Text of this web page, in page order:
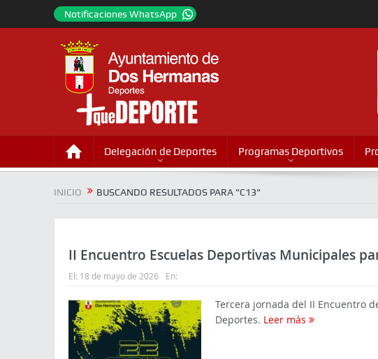
Notificaciones WhatsApp
Delegación de Deportes Programas Deportivos
INICIO BUSCANDO RESULTADOS PARA "C13"
II Encuentro Escuelas Deportivas Municipales
El: 18 de mayo de 2026 En:
Tercera jornada del II Encuentro
Deportes. Leer más